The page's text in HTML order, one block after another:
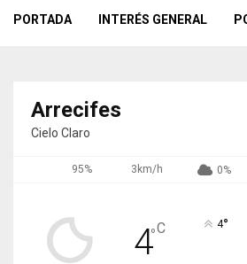
PORTADA INTERÉS GENERAL
Arrecifes
Cielo Claro
95% 3km/h 0%
4°C 4°